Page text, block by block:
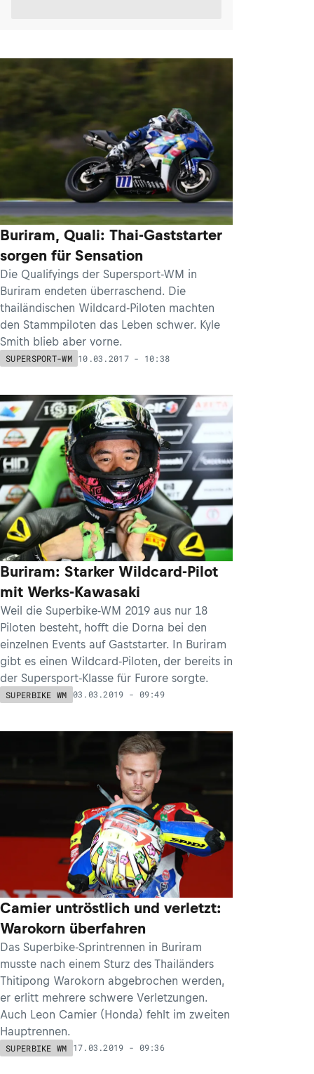
Buriram, Quali: Thai-Gaststarter
sorgen für Sensation
Die Qualifyings der Supersport-WM in
Buriram endeten überraschend. Die
thailändischen Wildcard-Piloten machten
den Stammpiloten das Leben schwer. Kyle
Smith blieb aber vorne.
SUPERSPORT-WM 10.03.2017 - 10:38
Buriram: Starker Wildcard-Pilot
mit Werks-Kawasaki
Weil die Superbike-WM 2019 aus nur 18
Piloten besteht, hofft die Dorna bei den
einzelnen Events auf Gaststarter. In Buriram
gibt es einen Wildcard-Piloten, der bereits in
der Supersport-Klasse für Furore sorgte.
SUPERBIKE WM 03.03.2019 - 09:49
Camier untröstlich und verletzt:
Warokorn überfahren
Das Superbike-Sprintrennen in Buriram
musste nach einem Sturz des Thailänders
Thitipong Warokorn abgebrochen werden,
er erlitt mehrere schwere Verletzungen.
Auch Leon Camier (Honda) fehlt im zweiten
Hauptrennen.
SUPERBIKE WM 17.03.2019 - 09:36